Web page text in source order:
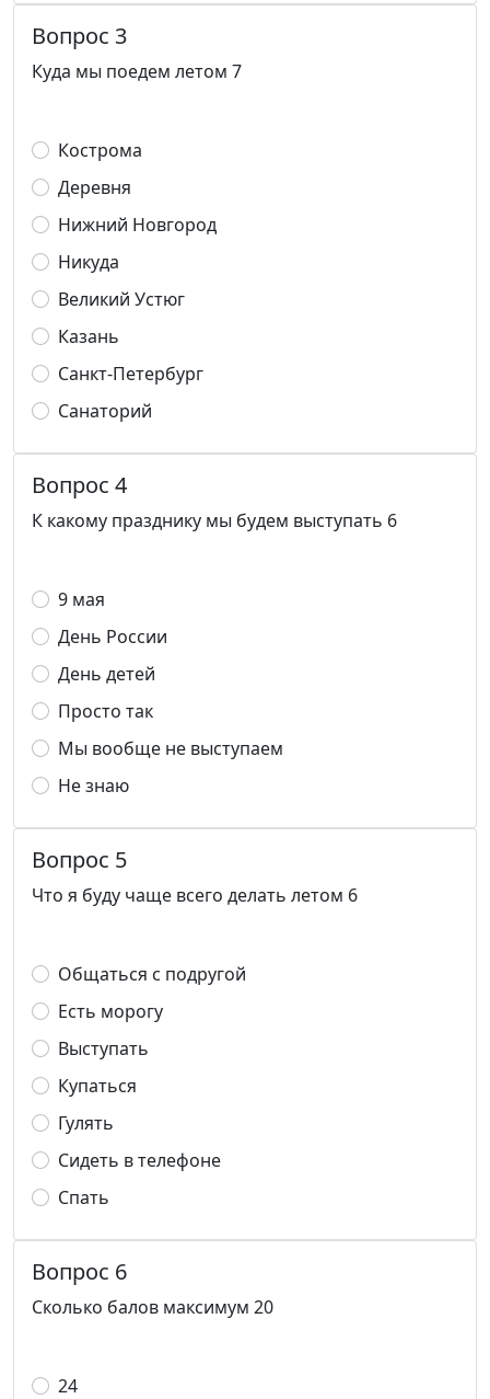
Вопрос 3
Куда мы поедем летом 7
Кострома
Деревня
Нижний Новгород
Никуда
Великий Устюг
Казань
Санкт-Петербург
Санаторий
Вопрос 4
К какому празднику мы будем выступать 6
9 мая
День России
День детей
Просто так
Мы вообще не выступаем
Не знаю
Вопрос 5
Что я буду чаще всего делать летом 6
Общаться с подругой
Есть морогу
Выступать
Купаться
Гулять
Сидеть в телефоне
Спать
Вопрос 6
Сколько балов максимум 20
24